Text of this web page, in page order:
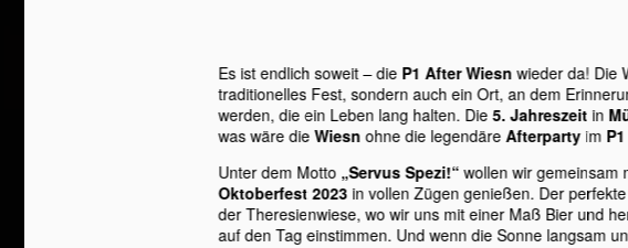
Es ist endlich soweit – die P1 After Wiesn wieder da! Die
traditionelles Fest, sondern auch ein Ort, an dem
werden, die ein Leben lang halten. Die5. Jahreszeit in
was wäre dieWiesn ohne die legendäreAfterpartyim
Unter dem Motto „Servus Spezi!“ wollen wir gemeinsam
Oktoberfest 2023 in vollen Zügen genießen. Der
der Theresienwiese, wo wir uns mit einer Maß Bier und
auf den Tag einstimmen. Und wenn die Sonne langsam